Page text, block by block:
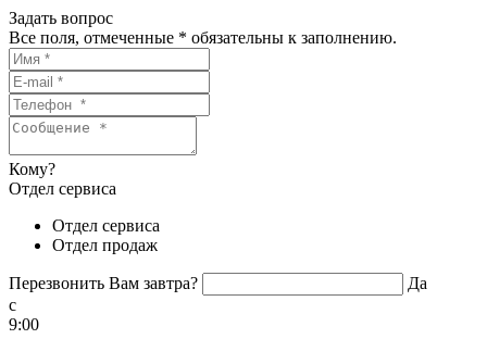
Задать вопрос
Все поля, отмеченные * обязательны к заполнению.
Кому?
Отдел сервиса
Отдел сервиса
Отдел продаж
Перезвонить Вам завтра?
Да
c
9:00